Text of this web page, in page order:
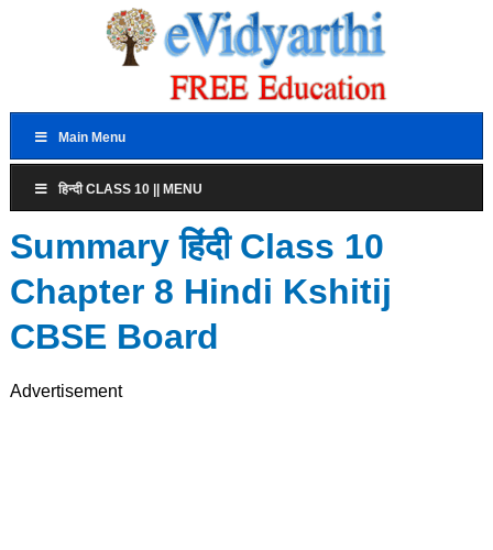
Main Menu
हिन्दी CLASS 10 || MENU
Summary हिंदी Class 10
Chapter 8 Hindi Kshitij
CBSE Board
Advertisement